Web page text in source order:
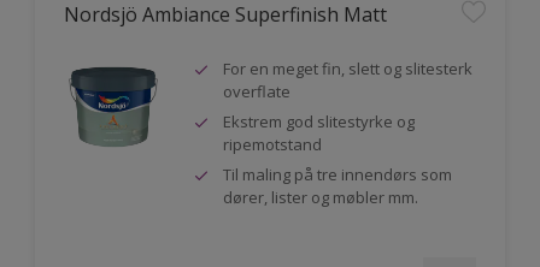
Nordsjö Ambiance Superfinish Matt
For en meget fin, slett og slitesterk
overflate
Ekstrem god slitestyrke og
ripemotstand
Til maling på tre innendørs som
dører, lister og møbler mm.